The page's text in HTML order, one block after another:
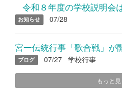
お知らせ 07/28
宮一伝統行事「歌合戦」が
ブログ 07/27 学校行事
もっと